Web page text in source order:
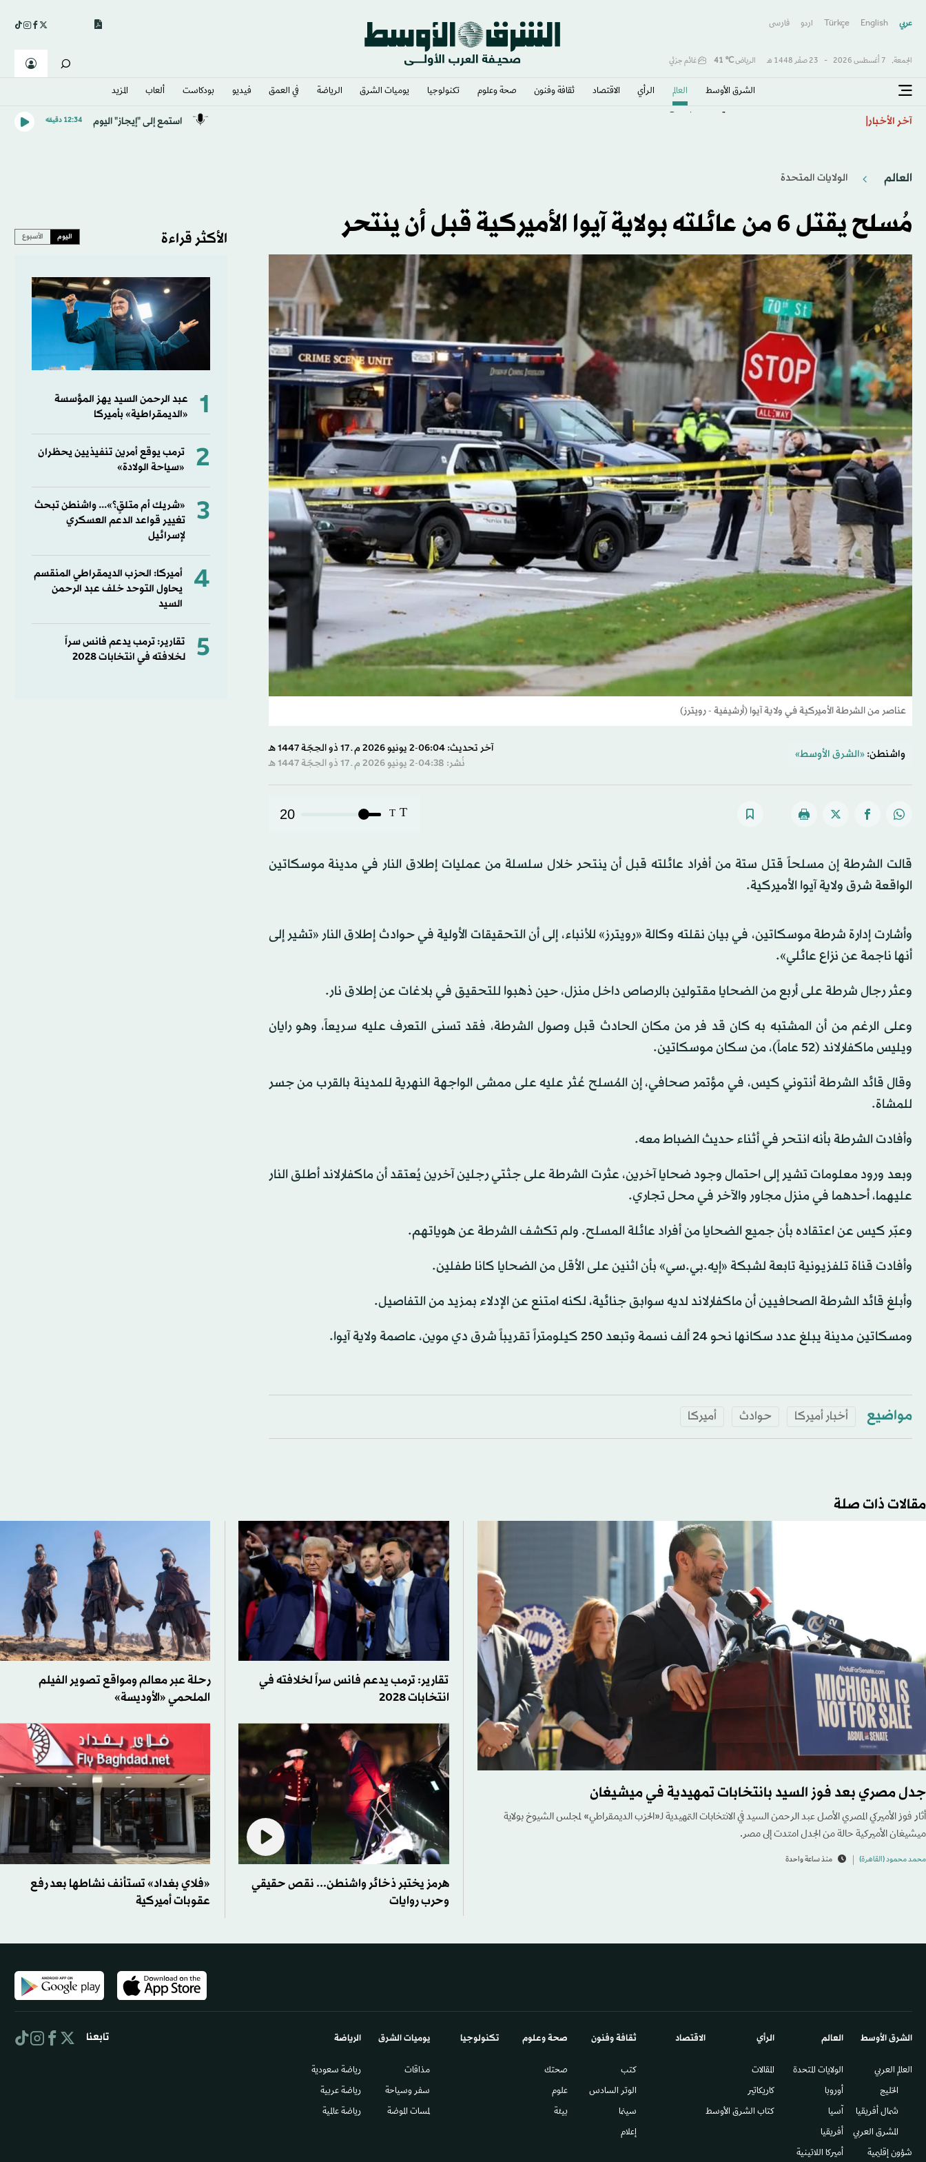
عربي English
Türkçe اردو فارسى
الجمعة, 7 أغسطس 2026 - 23 صفَر 1448 هـ الرياض℃
41 غائم جزئي
الشرق الأوسط​ العالم الرأي الاقتصاد ثقافة وفنون صحة وعلوم تكنولوجيا يوميات الشرق​ الرياضة في العمق فيديو بودكاست ألعاب المزيد
آخر الأخبار استمع إلى "إيجاز" اليوم 12:34 دقيقه
العالم الولايات المتحدة​
مُسلح يقتل 6 من عائلته بولاية آيوا الأميركية قبل أن ينتحر
عناصر من الشرطة الأميركية في ولاية آيوا (أرشيفية - رويترز)
واشنطن: «الشرق الأوسط»
آخر تحديث: 06:04-2 يونيو 2026 م ـ 17 ذو الحِجّة 1447 هـ
نُشر: 04:38-2 يونيو 2026 م ـ 17 ذو الحِجّة 1447 هـ
T
T
20
قالت الشرطة إن مسلحاً قتل ستة من أفراد عائلته قبل أن ينتحر خلال سلسلة ​من عمليات إطلاق النار في مدينة موسكاتين
الواقعة شرق ولاية آيوا الأميركية.
وأشارت إدارة شرطة موسكاتين، في بيان نقلته وكالة «رويترز» للأنباء، إلى أن التحقيقات الأولية في حوادث إطلاق النار «تشير إلى
أنها ناجمة عن نزاع عائلي».
وعثر رجال شرطة على أربع ‌من الضحايا مقتولين ‌بالرصاص داخل منزل، حين ​ذهبوا ‌للتحقيق ⁠في ​بلاغات عن ⁠إطلاق نار.
وعلى الرغم من أن المشتبه به كان قد فر من مكان الحادث قبل وصول الشرطة، فقد تسنى التعرف عليه سريعاً، وهو رايان
ويليس ماكفارلاند (52 عاماً)، من سكان موسكاتين.
وقال قائد ⁠الشرطة أنتوني كيس، في مؤتمر صحافي، ‌إن المُسلح ‌عُثر عليه على ممشى ​الواجهة النهرية للمدينة بالقرب ‌من جسر
للمشاة.
وأفادت الشرطة بأنه انتحر ‌في أثناء حديث الضباط معه.
وبعد ورود معلومات تشير إلى احتمال وجود ضحايا آخرين، عثرت الشرطة على جثتي رجلين آخرين يُعتقد ‌أن ماكفارلاند أطلق النار
عليهما، أحدهما في منزل مجاور والآخر في ⁠محل ⁠تجاري.
وعبّر كيس عن اعتقاده بأن جميع الضحايا من أفراد عائلة المسلح. ولم تكشف الشرطة عن هوياتهم.
وأفادت قناة تلفزيونية تابعة لشبكة «إيه.بي.سي» بأن اثنين على الأقل من الضحايا كانا طفلين.
وأبلغ قائد الشرطة الصحافيين أن ماكفارلاند لديه سوابق جنائية، لكنه امتنع عن الإدلاء بمزيد من التفاصيل.
ومسكاتين مدينة يبلغ عدد سكانها ​نحو 24 ​ألف نسمة وتبعد 250 كيلومتراً تقريباً شرق دي موين، عاصمة ولاية آيوا.
مواضيع أخبار أميركا حوادث أميركا
الأكثر قراءة اليوم الأسبوع
1
عبد الرحمن السيد يهز المؤسسة
«الديمقراطية» بأميركا
2
ترمب يوقع أمرين تنفيذيين يحظران
«سياحة الولادة»
3
«شريك أم متلقٍ؟»... واشنطن تبحث
تغيير قواعد الدعم العسكري
لإسرائيل
4
أميركا: الحزب الديمقراطي المنقسم
يحاول التوحد خلف عبد الرحمن
السيد
5
تقارير: ترمب يدعم فانس سراً
لخلافته في انتخابات 2028
مقالات ذات صلة
جدل مصري بعد فوز السيد بانتخابات تمهيدية في ميشيغان
أثار فوز الأميركي المصري الأصل عبد الرحمن السيد في الانتخابات التمهيدية لـ«الحزب الديمقراطي» لمجلس الشيوخ بولاية
ميشيغان الأميركية حالة من الجدل امتدت إلى مصر.
محمد محمود (القاهرة) منذ ساعة واحدة
تقارير: ترمب يدعم فانس سراً لخلافته في
انتخابات 2028
رحلة عبر معالم ومواقع تصوير الفيلم
الملحمي «الأوديسة»
هرمز يختبر ذخائر واشنطن... نقص حقيقي
وحرب روايات
«فلاي بغداد» تستأنف نشاطها بعد رفع
عقوبات أميركية
الشرق الأوسط​
العالم العربي
الخليج
شمال أفريقيا
المشرق العربي
شؤون إقليمية
العالم
الولايات المتحدة
أوروبا
آسيا
أفريقيا
أميركا اللاتينية
الرأي
المقالات
كاريكاتير
كتاب الشرق الأوسط
الاقتصاد ثقافة وفنون
كتب
الوتر السادس​
سينما
إعلام
صحة وعلوم
صحتك
علوم
بيئة
تكنولوجيا يوميات الشرق​
مذاقات
سفر وسياحة
لمسات الموضة
الرياضة
رياضة سعودية
رياضة عربية
رياضة عالمية
تابعنا